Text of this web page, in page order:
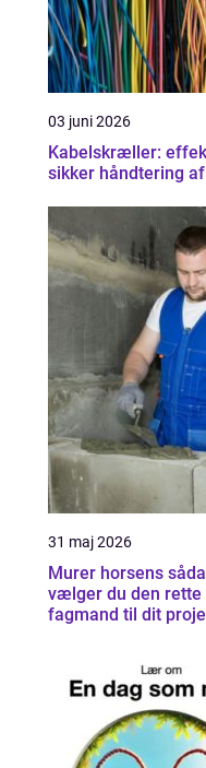
03 juni 2026
Kabelskræller:
sikker håndtering
31 maj 2026
Murer horsens sådan
vælger du den rette
fagmand til dit